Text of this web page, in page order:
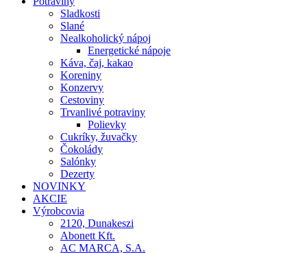
Sladkosti
Slané
Nealkoholický nápoj
Energetické nápoje
Káva, čaj, kakao
Koreniny
Konzervy
Cestoviny
Trvanlivé potraviny
Polievky
Cukríky, žuvačky
Čokolády
Salónky
Dezerty
NOVINKY
AKCIE
Výrobcovia
2120, Dunakeszi
Abonett Kft.
AC MARCA, S.A.